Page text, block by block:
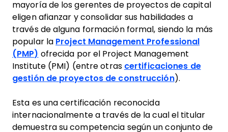
mayoría de los gerentes de proyectos de capital
eligen afianzar y consolidar sus habilidades a
través de alguna formación formal, siendo la más
popular la Project Management Professional
(PMP) ofrecida por el Project Management
Institute (PMI) (entre otras certificaciones de
gestión de proyectos de construcción).
Esta es una certificación reconocida
internacionalmente a través de la cual el titular
demuestra su competencia según un conjunto de